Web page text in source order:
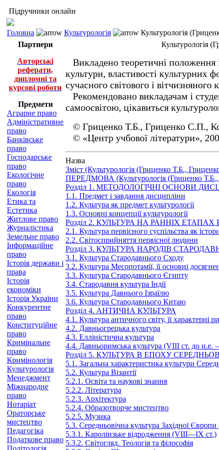
Підручники онлайн
Головна Культурологія
Культурологія
Партнери
Авторські
реферати,
дипломні та
курсові роботи
Предмети
Аграрне право
Адміністративне
право
Банківське
право
Господарське
право
Екологічне
право
Екологія
Етика та
Естетика
Житлове право
Журналістика
Земельне право
Інформаційне
право
Історія держави і
права
Історія
економіки
Історія України
Конкурентне
право
Конституційне
право
Кримінальне
право
Кримінологія
Культурологія
Менеджмент
Міжнародне
право
Нотаріат
Ораторське
мистецтво
Педагогіка
Податкове право
Політологія
Культурологія
Викладено теоретичні положення
культури, властивості культурних
сучасного світового і вітчизняного
Рекомендовано викладачам і
самоосвітою, цікавиться
© Гриценко Т.Б., Гриценко С.П.,
© «Центр учбової літератури»,
Назва
Зміст (Культурологія (Гриценко Т.Б.,
ПЕРЕДМОВА (Культурологія (Гриценко
Розділ 1. МЕТОДОЛОГІЧНІ ОСНОВИ
1.1. Предмет і завдання дисципліни
1.2. Культура як предмет культурології
1.3. Основні концепції культурології
Розділ 2. КУЛЬТУРА НА РАННІХ
2.1. Культура первісного суспільства як
2.2. Світосприйняття первісної людини
Розділ 3. КУЛЬТУРА НАРОДІВ
3.1. Культура Стародавнього Сходу
3.2. Культура Месопотамії, її основні
3.3. Культура Стародавнього Єгипту
3.4. Стародавня культура Індії
3.5. Культура Давнього Ізраїлю
3.6. Культура Стародавнього Китаю
Розділ 4. АНТИЧНА КУЛЬТУРА
4.1. Культура античного світу, її характерні
4.2. Давньогрецька культура
4.3. Елліністична культура
4.4. Давньоримська культура (VIII ст. до н.e.
Розділ 5. КУЛЬТУРА В ЕПОХУ
5.1. Загальна характеристика культури
5.2. Культура Візантії
5.2.1. Освіта та наукові знання
5.2.2. Література
5.2.3. Архітектура
5.2.4. Образотворче мистецтво
5.2.5. Музика
5.3. Середньовічна культура Західної
5.3.1. Каролінзьке відродження (VIII—IX ст.)
5.3.2. Світогляд. Теологія та філософія